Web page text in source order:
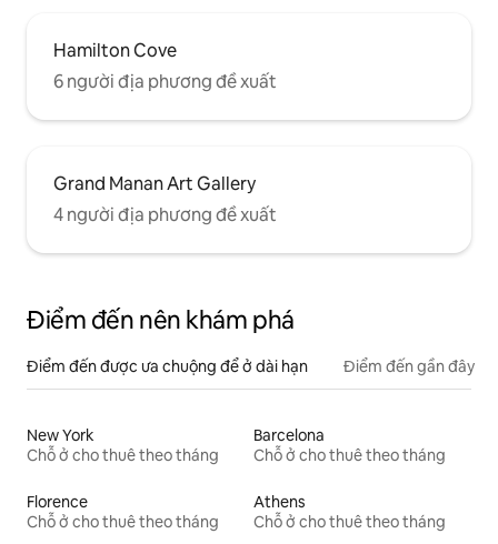
Hamilton Cove
6 người địa phương đề xuất
Grand Manan Art Gallery
4 người địa phương đề xuất
Điểm đến nên khám phá
Điểm đến được ưa chuộng để ở dài hạn Điểm đến gần đây
New York
Chỗ ở cho thuê theo tháng
Barcelona
Chỗ ở cho thuê theo tháng
Florence
Chỗ ở cho thuê theo tháng
Athens
Chỗ ở cho thuê theo tháng